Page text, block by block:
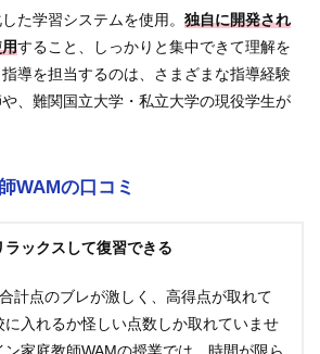
た学習システムを使用。 独自に開発され
すること、しっかりと集中できて理解を
導を担当するのは、さまざまな指導経験
、難関国立大学・私立大学の現役学生が
WAMの口コミ
ックスして復習できる
計点のブレが激しく、高得点が取れて
に入れるか怪しい点数しか取れていませ